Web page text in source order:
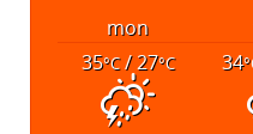
mon
35°C/ 27°C 34